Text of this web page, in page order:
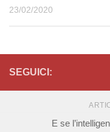
23/02/2020
SEGUICI:
E se